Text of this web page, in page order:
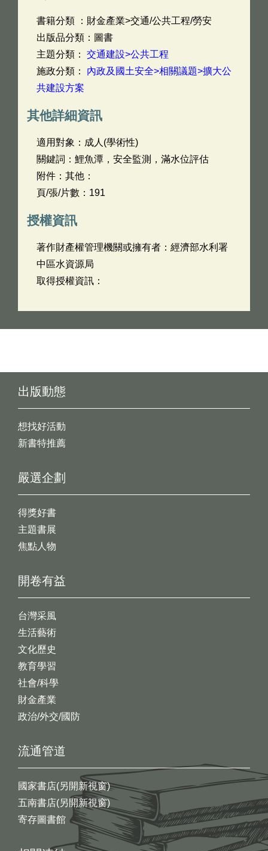
書籍分類 ：財金產業>交通/公共工程/勞安
出版品分類：圖書
主題分類： 交通建設>公共工程
施政分類： 內政及國土安全>相關議題>擴大公
共建設方案
其他詳細資訊
適用對象：成人(學術性)
關鍵詞：鯉魚潭，安全監測，滿水位評估
附件：其他：
頁/張/片數：191
授權資訊
著作財產權管理機關或擁有者：經濟部水利署
中區水資源局
取得授權資訊：
出版動態
想找好活動
新書特推薦
開卷有益
台灣采風
生活藝術
文化歷史
教育學習
社會/科學
財金產業
政治/外交/國防
嚴選企劃
得獎好書
主題書展
焦點人物
流通管道
國家書店(另開新視窗)
五南書店(另開新視窗)
寄存圖書館